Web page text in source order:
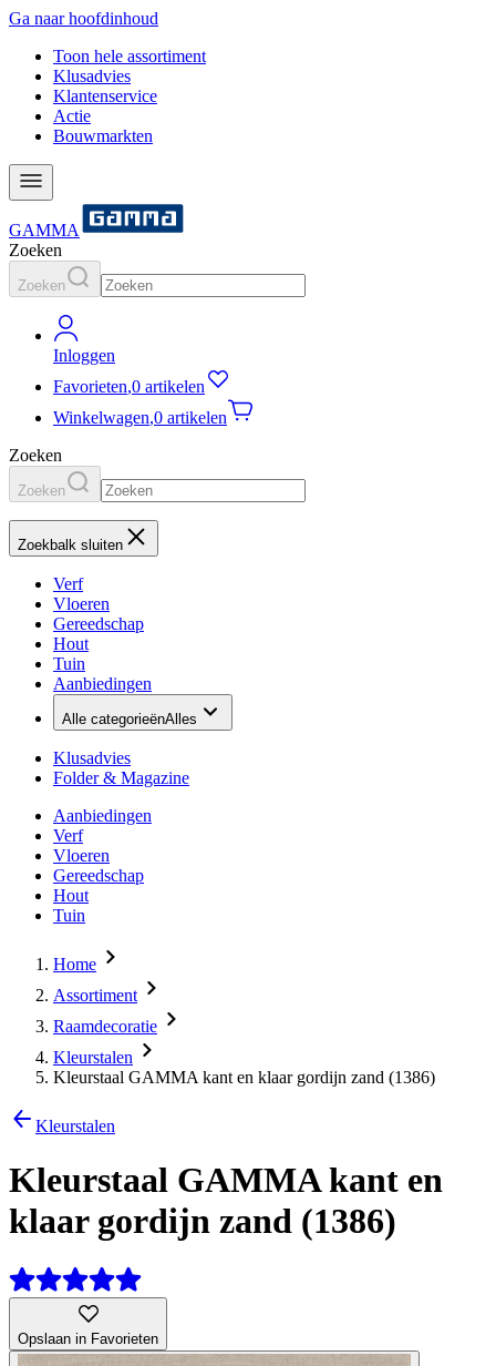
Ga naar hoofdinhoud
Toon hele assortiment
Klusadvies
Klantenservice
Actie
Bouwmarkten
GAMMA
Zoeken
Zoeken
Inloggen
Favorieten,0 artikelen
Winkelwagen,0 artikelen
Zoeken
Zoeken
Zoekbalk sluiten
Verf
Vloeren
Gereedschap
Hout
Tuin
Aanbiedingen
Alle categorieënAlles
Klusadvies
Folder & Magazine
Aanbiedingen
Verf
Vloeren
Gereedschap
Hout
Tuin
Home
Assortiment
Raamdecoratie
Kleurstalen
Kleurstaal GAMMA kant en klaar gordijn zand (1386)
Kleurstalen
Kleurstaal GAMMA kant en
klaar gordijn zand (1386)
Opslaan in Favorieten